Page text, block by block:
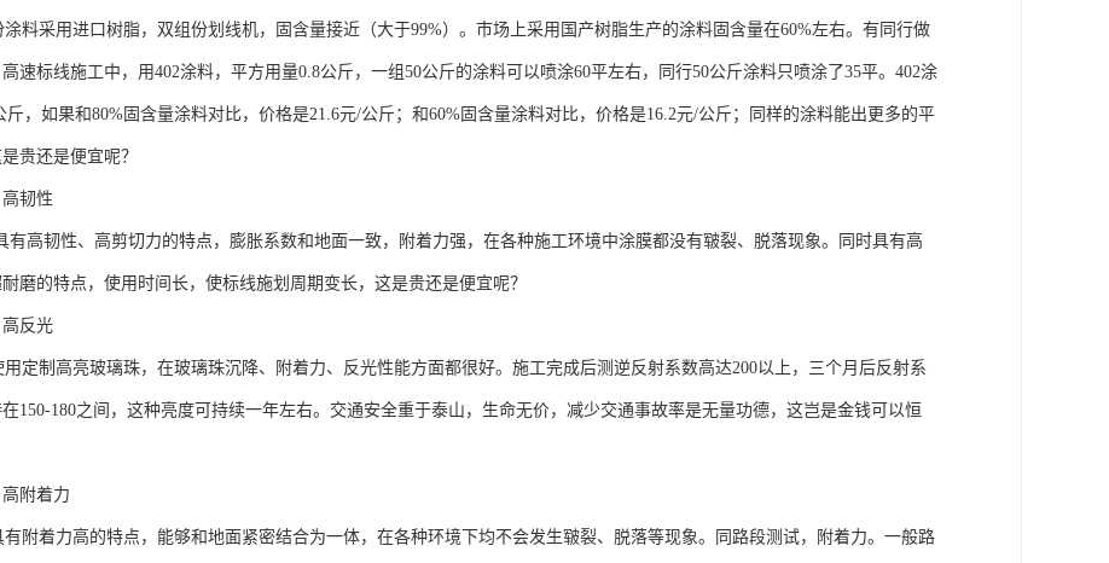
料采用进口树脂，双组份划线机，固含量接近（大于99%）。市场上采用国产树脂生产的涂料固含量在60%左右。有同行做
速标线施工中，用402涂料，平方用量0.8公斤，一组50公斤的涂料可以喷涂60平左右，同行50公斤涂料只喷涂了35平。402涂
斤，如果和80%固含量涂料对比，价格是21.6元/公斤；和60%固含量涂料对比，价格是16.2元/公斤；同样的涂料能出更多的平
贵还是便宜呢？
韧性
高韧性、高剪切力的特点，膨胀系数和地面一致，附着力强，在各种施工环境中涂膜都没有皲裂、脱落现象。同时具有高
磨的特点，使用时间长，使标线施划周期变长，这是贵还是便宜呢？
反光
定制高亮玻璃珠，在玻璃珠沉降、附着力、反光性能方面都很好。施工完成后测逆反射系数高达200以上，三个月后反射系
150-180之间，这种亮度可持续一年左右。交通安全重于泰山，生命无价，减少交通事故率是无量功德，这岂是金钱可以恒
附着力
附着力高的特点，能够和地面紧密结合为一体，在各种环境下均不会发生皲裂、脱落等现象。同路段测试，附着力。一般路